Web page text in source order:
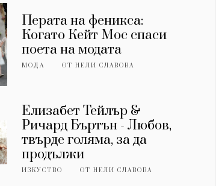
Перата на феникса:
Когато Кейт Мос спаси
поета на модата
МОДА ОТНЕЛИ СЛАВОВА
Елизабет Тейлър &
Ричард Бъртън - Любов,
твърде голяма, за да
продължи
ИЗКУСТВО ОТНЕЛИ СЛАВОВА